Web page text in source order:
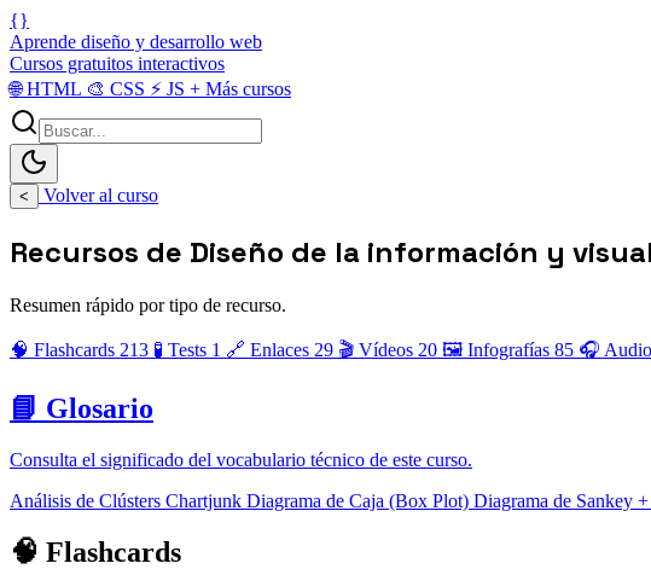
{}
Aprende diseño y desarrollo web
Cursos gratuitos interactivos
🌐HTML 🎨 CSS ⚡ JS + Más cursos
< Volver al curso
Recursos de Diseño de la información y
Resumen rápido por tipo de recurso.
🧠 Flashcards 213 🧪 Tests 1 🔗 Enlaces 29 🎬 Vídeos 20 🖼️ Infografías 85 🎧
📘 Glosario
Consulta el significado del vocabulario técnico de este curso.
Análisis de Clústers Chartjunk Diagrama de Caja (Box Plot) Diagrama de Sankey +
🧠 Flashcards